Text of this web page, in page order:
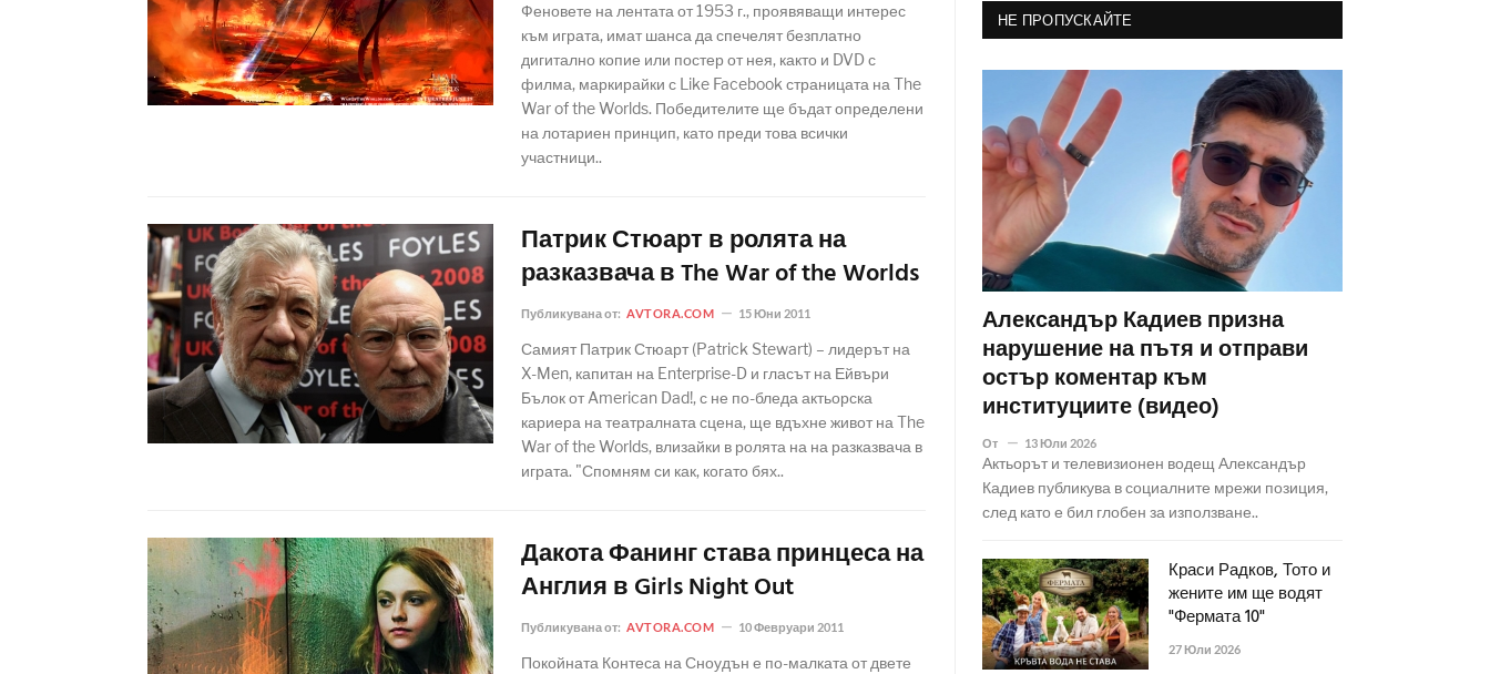
Феновете на лентата от 1953 г., проявяващи интерес
към играта, имат шанса да спечелят безплатно
дигитално копие или постер от нея, както и DVD с
филма, маркирайки с Like Facebook страницата на The
War of the Worlds. Победителите ще бъдат определени
на лотариен принцип, като преди това всички
участници..
Патрик Стюарт в ролята на
разказвача в The War of the Worlds
Публикувана от: AVTORA.COM 15 Юни 2011
Самият Патрик Стюарт (Patrick Stewart) – лидерът на
X-Men, капитан на Enterprise-D и гласът на Ейвъри
Бълок от American Dad!, с не по-бледа актьорска
кариера на театралната сцена, ще вдъхне живот на The
War of the Worlds, влизайки в ролята на на разказвача в
играта. "Спомням си как, когато бях..
Дакота Фанинг става принцеса на
Англия в Girls Night Out
Публикувана от: AVTORA.COM 10 Февруари 2011
Покойната Контеса на Сноудън е по-малката от двете
НЕ ПРОПУСКАЙТЕ
Александър Кадиев призна
нарушение на пътя и отправи
остър коментар към
институциите (видео)
От 13 Юли 2026
Актьорът и телевизионен водещ Александър
Кадиев публикува в социалните мрежи позиция,
след като е бил глобен за използване..
Краси Радков, Тото и
жените им ще водят
"Фермата 10"
27 Юли 2026